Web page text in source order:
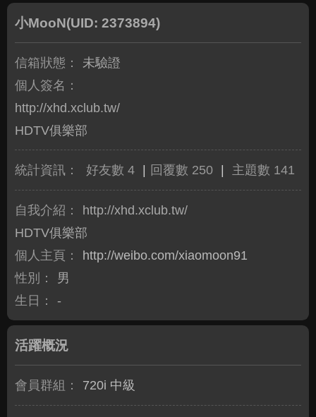
小MooN(UID: 2373894)
信箱狀態：
未驗證
個人簽名：
http://xhd.xclub.tw/
HDTV俱樂部
統計資訊： 好友數 4 回覆數 250 主題數 141
自我介紹：
http://xhd.xclub.tw/
HDTV俱樂部
個人主頁：
http://weibo.com/xiaomoon91
性別：
男
生日：
-
活躍概況
會員群組： 720i 中級